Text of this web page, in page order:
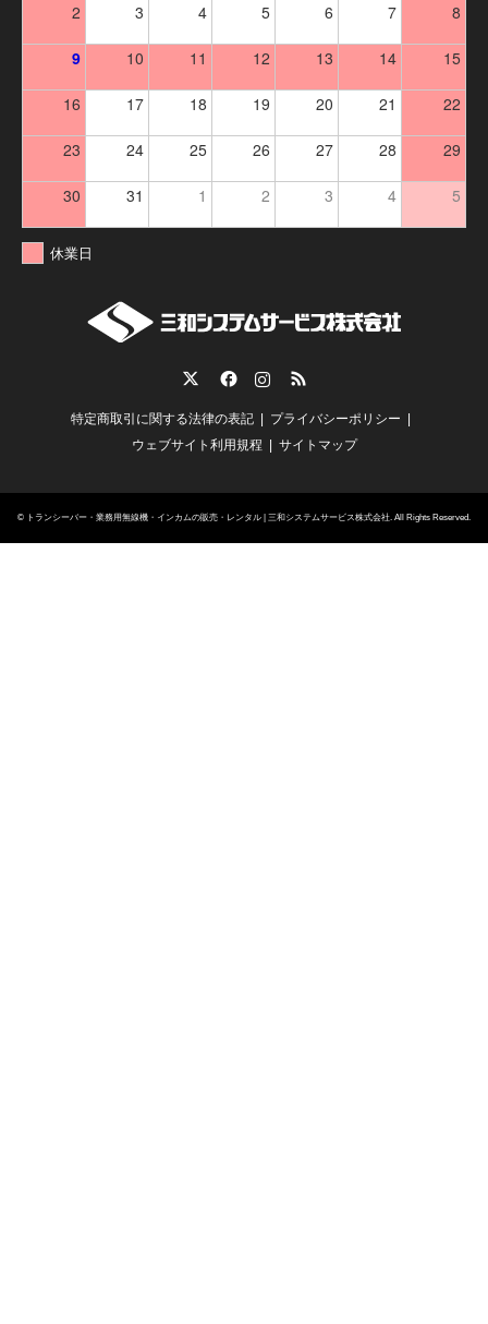
2 3 4 5 6 7 8
9 10 11 12 13 14 15
16 17 18 19 20 21 22
23 24 25 26 27 28 29
30 31 1 2 3 4 5
休業日
RSS
特定商取引に関する法律の表記
プライバシーポリシー
ウェブサイト利用規程
サイトマップ
© トランシーバー・業務用無線機・インカムの販売・レンタル | 三和システムサービス株式会社. All Rights Reserved.